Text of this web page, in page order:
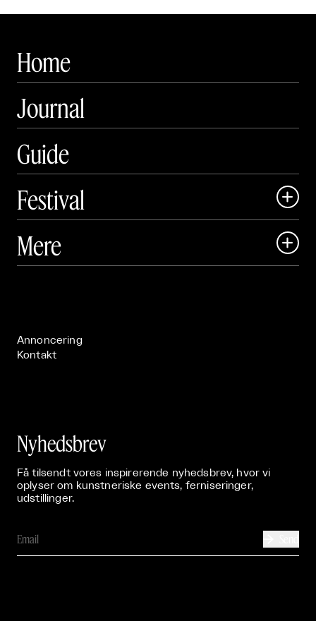
Home
Journal
Guide
Festival

 Art Matter Festival
Mere 
Annoncering
Kontakt
Nyhedsbrev
Få tilsendt vores inspirerende nyhedsbrev, hvor vi
oplyser om kunstneriske events, ferniseringer,
udstillinger.